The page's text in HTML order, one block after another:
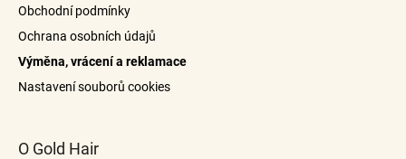
Obchodní podmínky
Ochrana osobních údajů
Výměna, vrácení a reklamace
Nastavení souborů cookies
O Gold Hair